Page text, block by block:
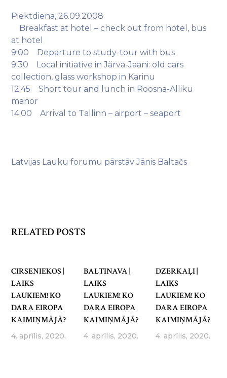
Piektdiena, 26.09.2008
Breakfast at hotel – check out from hotel, bus
at hotel
9:00 Departure to study-tour with bus
9:30 Local initiative in Järva-Jaani: old cars
collection, glass workshop in Karinu
12:45 Short tour and lunch in Roosna-Alliku
manor
14:00 Arrival to Tallinn – airport – seaport
Latvijas Lauku forumu pārstāv Jānis Baltačs
RELATED POSTS
CIRSENIEKOS |
LAIKS
LAUKIEM! KO
DARA EIROPA
KAIMIŅMĀJĀ?
4. aprīlis, 2020.
BALTINAVA |
LAIKS
LAUKIEM! KO
DARA EIROPA
KAIMIŅMĀJĀ?
4. aprīlis, 2020.
DZERKAĻI |
LAIKS
LAUKIEM! KO
DARA EIROPA
KAIMIŅMĀJĀ?
4. aprīlis, 2020.